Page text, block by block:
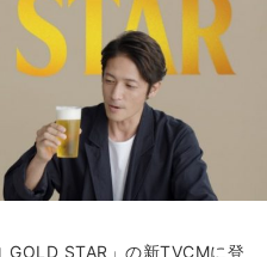
GOLD STAR」の新TVCMに登